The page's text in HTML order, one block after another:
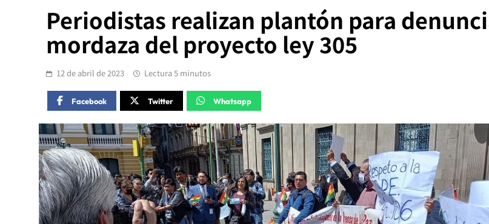
Periodistas realizan plantón para
mordaza del proyecto ley 305
12 de abril de 2023 Lectura 5 minutos
Facebook Twitter Whatsapp